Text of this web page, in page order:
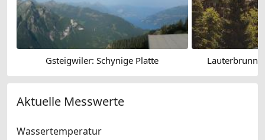
Gsteigwiler: Schynige Platte
Aktuelle Messwerte
Wassertemperatur